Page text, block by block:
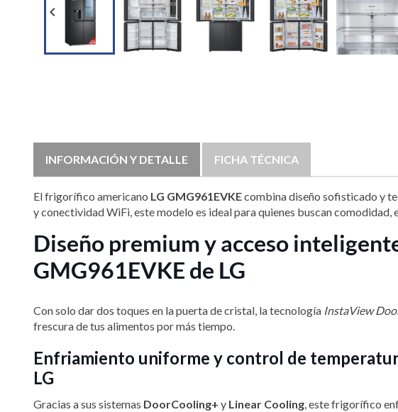

INFORMACIÓN Y DETALLE FICHA TÉCNICA
El frigorífico americano LG GMG961EVKEcombina diseño sofisticado y
y conectividad WiFi, este modelo es ideal para quienes buscan
Diseño premium y acceso
GMG961EVKE de LG
Con solo dar dos toques en la puerta de cristal, la tecnología InstaView
frescura de tus alimentos por más tiempo.
Enfriamiento uniforme y control de
LG
Gracias a sus sistemas DoorCooling+ y Linear Cooling, este frigorífico